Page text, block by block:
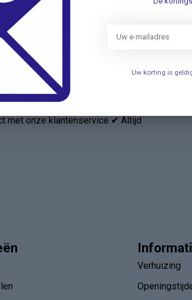
met onze klantenservice ✔ Altijd
Verhuizing
Uw korting is